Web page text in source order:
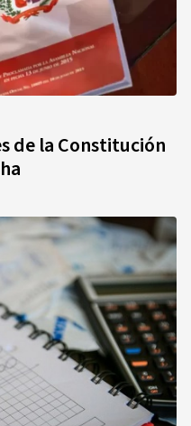
de la Constitución